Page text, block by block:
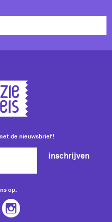
de nieuwsbrief!
inschrijven
op: